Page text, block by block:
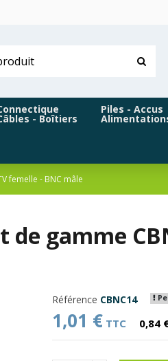
- Boîtiers
Piles - Accus
femelle - BNC mâle
gamme
Référence CBNC14
1,01 € TTC 0,84